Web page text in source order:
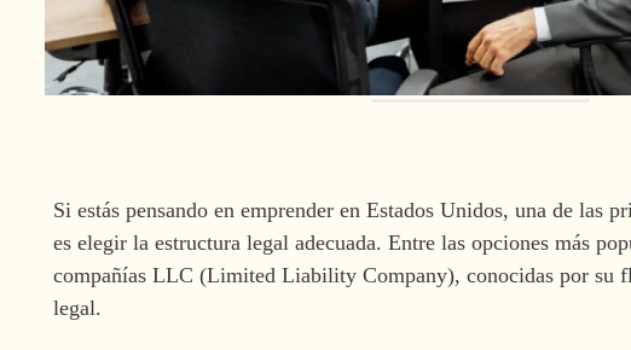
Si estás pensando en emprender en Estados Unidos, una de las
es elegir la estructura legal adecuada. Entre las opciones más
compañías LLC (Limited Liability Company), conocidas por su
legal.